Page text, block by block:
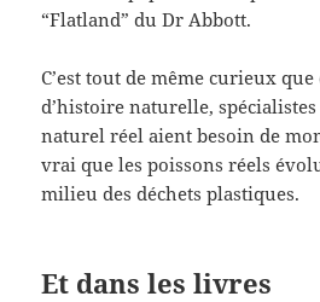
“Flatland” du Dr Abbott.
C’est tout de même curieux que
d’histoire naturelle,
naturel réel aient besoin de
vrai que les poissons réels
milieu des déchets plastiques.
Et dans les livres